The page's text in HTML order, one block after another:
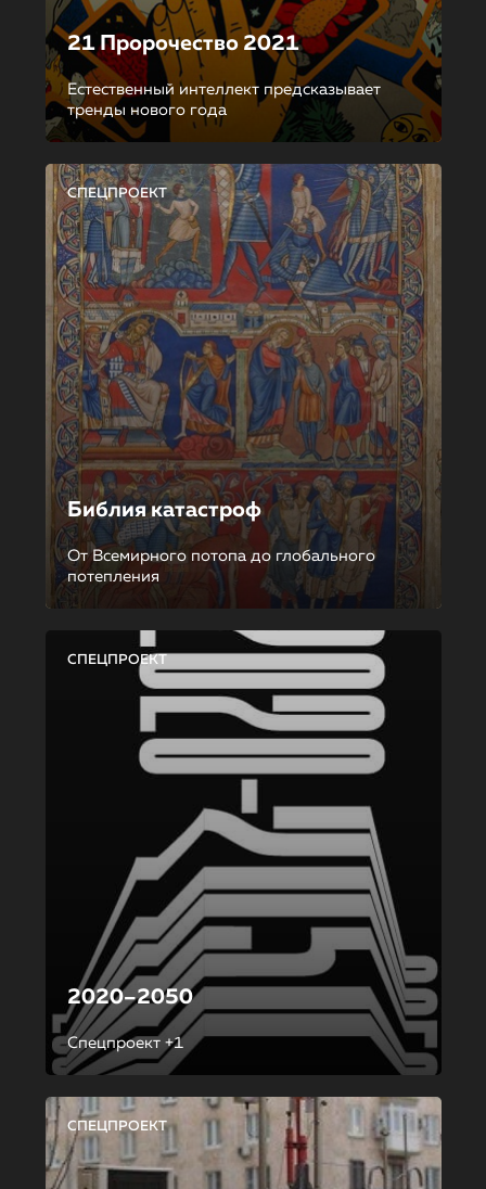
21 Пророчество 2021
Естественный интеллект предсказывает
тренды нового года
СПЕЦПРОЕКТ
Библия катастроф
От Всемирного потопа до глобального
потепления
СПЕЦПРОЕКТ
2020–2050
Спецпроект +1
СПЕЦПРОЕКТ